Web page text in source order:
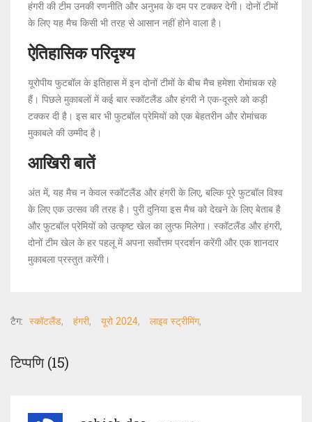
हंगरी की टीम उनकी रणनीति और अनुभव के दम पर टक्कर देगी। दोनों टीमों
के लिए यह मैच किसी भी तरह से आसान नहीं होने वाला है।
ऐतिहासिक परिदृश्य
यूरोपीय फुटबॉल के इतिहास में इन दोनों टीमों के बीच मैच हमेशा रोमांचक रहे
हैं। पिछले मुकाबलों में कई बार स्कॉटलैंड और हंगरी ने एक-दूसरे को कड़ी
टक्कर दी है। इस बार भी फुटबॉल प्रेमियों को एक बेहतरीन और रोमांचक
मुकाबले की उम्मीद है।
आखिरी बातें
अंत में, यह मैच न केवल स्कॉटलैंड और हंगरी के लिए, बल्कि पूरे फुटबॉल विश्व
के लिए एक उत्सव की तरह है। पुरी दुनिया इस मैच को देखने के लिए बेताब है
और फुटबॉल प्रेमियों को उत्कृष्ट खेल का लुत्फ मिलेगा। स्कॉटलैंड और हंगरी,
दोनों टीम खेल के हर पहलू में अपना सर्वोत्तम प्रदर्शन करेंगी और एक शानदार
मुकाबला प्रस्तुत करेंगी।
टैग: स्कॉटलैंड हंगरी यूरो 2024 लाइव स्ट्रीमिंग
टिप्पणि (15)